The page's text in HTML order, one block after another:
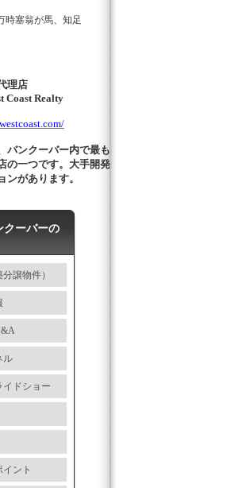
時塞翁が馬、知足
理店
Coast Realty
バンクーバー内で最も
の一つです。大手開発
ンがあります。
クーバーの
譲物件）
ル
イドショー
ント